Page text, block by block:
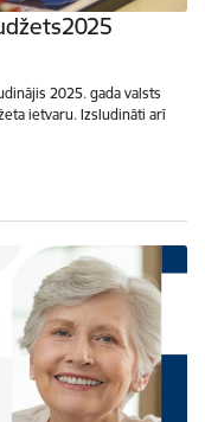
2025. gada valsts
ietvaru. Izsludināti arī